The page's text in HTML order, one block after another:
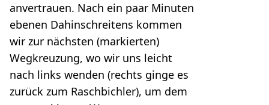
anvertrauen. Nach ein paar Minuten
ebenen Dahinschreitens kommen
wir zur nächsten (markierten)
Wegkreuzung, wo wir uns leicht
nach links wenden (rechts ginge es
zurück zum Raschbichler), um dem